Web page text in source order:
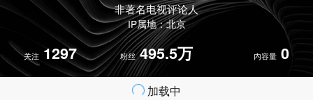
非著名电视评论人
IP属地：北京
关注 1297 粉丝 495.5万 内容量 0
加载中